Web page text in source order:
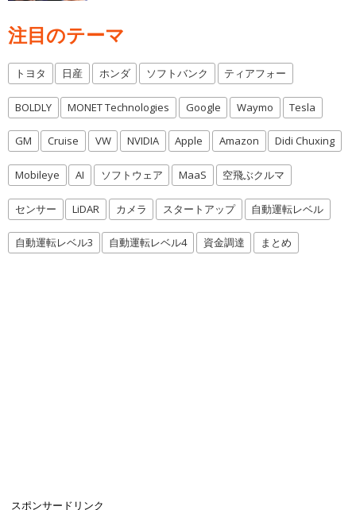
注目のテーマ
トヨタ 日産 ホンダ ソフトバンク ティアフォー
BOLDLY MONET Technologies Google Waymo Tesla
GM Cruise VW NVIDIA Apple Amazon Didi Chuxing
Mobileye AI ソフトウェア MaaS 空飛ぶクルマ
センサー LiDAR カメラ スタートアップ 自動運転レベル
自動運転レベル3 自動運転レベル4 資金調達 まとめ
スポンサードリンク